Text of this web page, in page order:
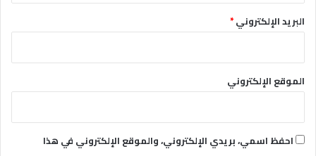
البريد الإلكتروني*
الموقع الإلكتروني
احفظ اسمي، بريدي الإلكتروني، والموقع الإلكتروني في هذا